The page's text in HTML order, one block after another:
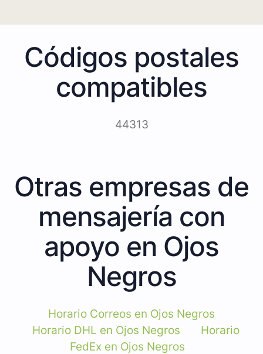
Códigos postales
compatibles
44313
Otras empresas de
mensajería con
apoyo en Ojos
Negros
Horario Correos en Ojos Negros
Horario DHL en Ojos Negros
Horario
FedEx en Ojos Negros